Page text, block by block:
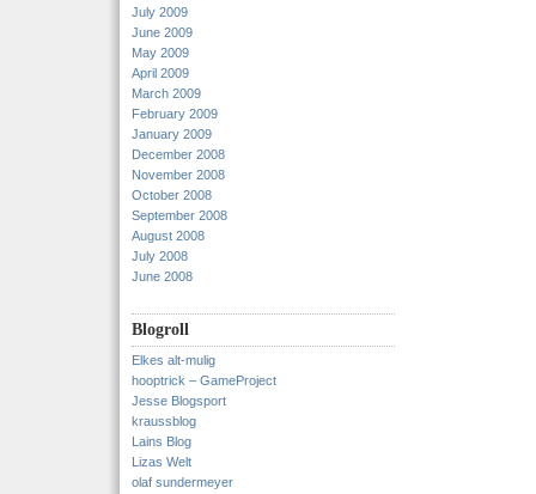
July 2009
June 2009
May 2009
April 2009
March 2009
February 2009
January 2009
December 2008
November 2008
October 2008
September 2008
August 2008
July 2008
June 2008
Blogroll
Elkes alt-mulig
hooptrick – GameProject
Jesse Blogsport
kraussblog
Lains Blog
Lizas Welt
olaf sundermeyer